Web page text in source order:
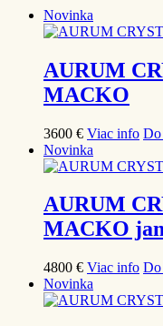
Novinka
AURUM
MACKO
3600 € Viac info Do
Novinka
AURUM
MACKO
4800 € Viac info Do
Novinka